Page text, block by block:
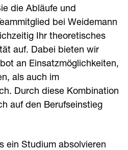
die Abläufe und
bei Weidemann
Ihr theoretisches
auf. Dabei bieten wir
an Einsatzmöglichkeiten,
als auch im
Durch diese Kombination
auf den Berufseinstieg
ein Studium absolvieren